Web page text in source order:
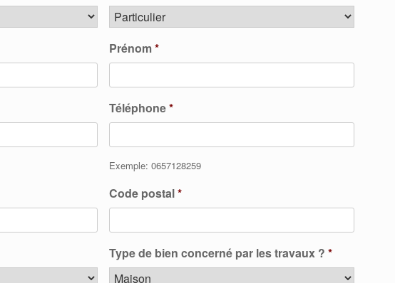
Prénom*
Téléphone*
Exemple: 0657128259
Code postal*
Type de bien concerné par les travaux ? *